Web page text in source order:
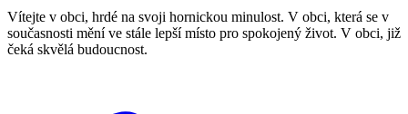
Vítejte v obci, hrdé na svoji hornickou minulost. V obci, která se v
současnosti mění ve stále lepší místo pro spokojený život. V obci, již
čeká skvělá budoucnost.